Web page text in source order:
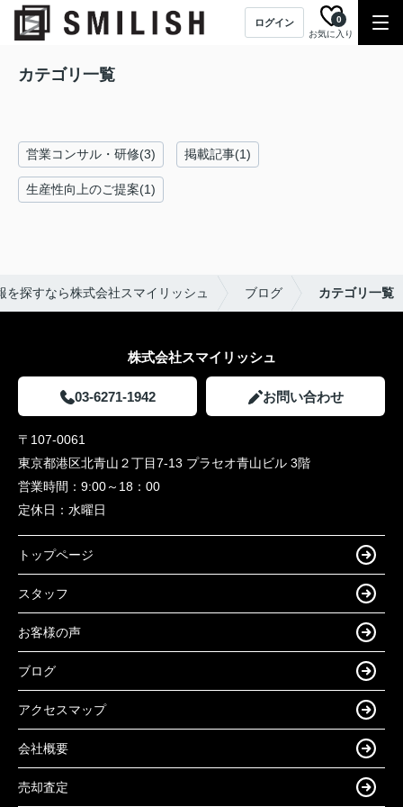
ログイン
お気に入り
0
カテゴリ一覧
営業コンサル・研修(3) 掲載記事(1)
生産性向上のご提案(1)
を探すなら株式会社スマイリッシュ ブログ カテゴリ一覧
株式会社スマイリッシュ
03-6271-1942 お問い合わせ
〒107-0061
東京都港区北青山２丁目7-13 プラセオ青山ビル 3階
営業時間： 9:00～18：00
定休日： 水曜日
トップページ
スタッフ
お客様の声
ブログ
アクセスマップ
会社概要
売却査定